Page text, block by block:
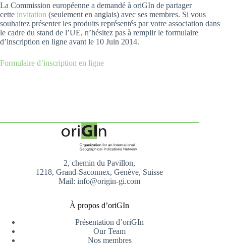
La Commission européenne a demandé à oriGIn de partager
cette invitation (seulement en anglais) avec ses membres. Si vous
souhaitez présenter les produits représentés par votre association dans
le cadre du stand de l’UE, n’hésitez pas à remplir le formulaire
d’inscription en ligne avant le 10 Juin 2014.
Formulaire d’inscription en ligne
2, chemin du Pavillon,
1218, Grand-Saconnex, Genève, Suisse
Mail: info@origin-gi.com
À propos d’oriGIn
Présentation d’oriGIn
Our Team
Nos membres